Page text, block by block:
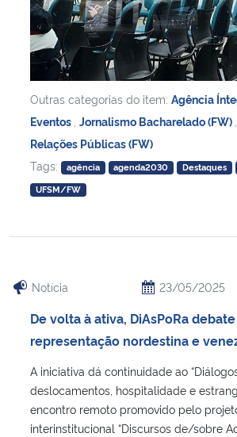
Ministério da Mulher, da Família e dos Direitos
Secretaria-Geral
Secretaria de Governo
Gabinete de Segurança Institucional
Advocacia-Geral da União
Outras categorias do item: Agência
Eventos Jornalismo Bacharelado (FW)
Relações Públicas (FW)
Tags:
agência agenda2030 Destaques
UFSM/FW
Notícia 23/05/2025
De volta à ativa, DiAsPoRa
representação nordestina e
A iniciativa dá continuidade ao
deslocamentos, hospitalidade e
encontro remoto promovido pelo
interinstitucional “Discursos de/sobre